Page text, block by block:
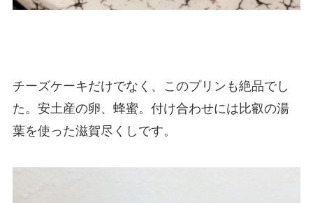
チーズケーキだけでなく、このプリンも絶品でし
た。安土産の卵、蜂蜜。付け合わせには比叡の湯
葉を使った滋賀尽くしです。